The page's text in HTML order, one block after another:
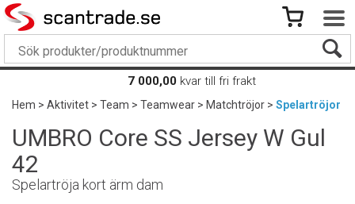
7 000,00 kvar till fri frakt
Hem>Aktivitet>Team>Teamwear>Matchtröjor>Spelartröjor
UMBRO Core SS Jersey W Gul
42
Spelartröja kort ärm dam